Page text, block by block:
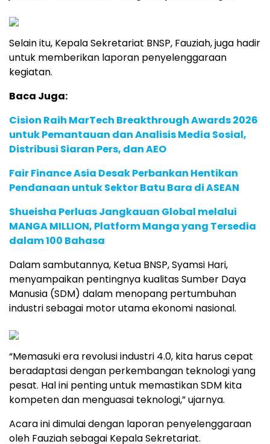
Selain itu, Kepala Sekretariat BNSP, Fauziah, juga hadir
untuk memberikan laporan penyelenggaraan
kegiatan.
Baca Juga:
Cision Raih MarTech Breakthrough Awards 2026
untuk Pemantauan dan Analisis Media Sosial,
Distribusi Siaran Pers, dan AEO
Fair Finance Asia Desak Perbankan Hentikan
Pendanaan untuk Sektor Batu Bara di ASEAN
Shueisha Perluas Jangkauan Global melalui
MANGA MILLION, Platform Manga yang Tersedia
dalam 100 Bahasa
Dalam sambutannya, Ketua BNSP, Syamsi Hari,
menyampaikan pentingnya kualitas Sumber Daya
Manusia (SDM) dalam menopang pertumbuhan
industri sebagai motor utama ekonomi nasional.
“Memasuki era revolusi industri 4.0, kita harus cepat
beradaptasi dengan perkembangan teknologi yang
pesat. Hal ini penting untuk memastikan SDM kita
kompeten dan menguasai teknologi,” ujarnya.
Acara ini dimulai dengan laporan penyelenggaraan
oleh Fauziah sebagai Kepala Sekretariat.